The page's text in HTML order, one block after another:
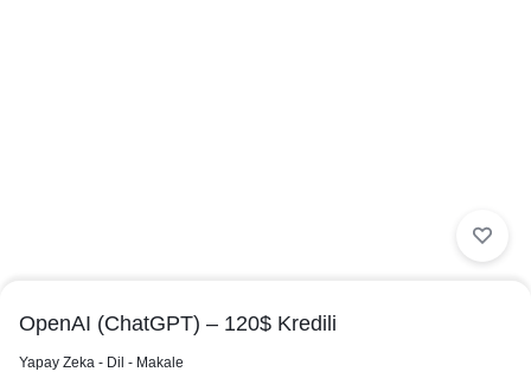
OpenAI (ChatGPT) – 120$ Kredili
Yapay Zeka - Dil - Makale